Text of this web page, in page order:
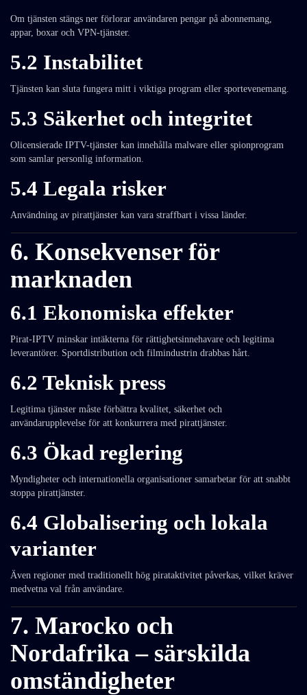
Om tjänsten stängs ner förlorar användaren pengar på abonnemang,
appar, boxar och VPN-tjänster.
5.2 Instabilitet
Tjänsten kan sluta fungera mitt i viktiga program eller sportevenemang.
5.3 Säkerhet och integritet
Olicensierade IPTV-tjänster kan innehålla malware eller spionprogram
som samlar personlig information.
5.4 Legala risker
Användning av pirattjänster kan vara straffbart i vissa länder.
6. Konsekvenser för
marknaden
6.1 Ekonomiska effekter
Pirat-IPTV minskar intäkterna för rättighetsinnehavare och legitima
leverantörer. Sportdistribution och filmindustrin drabbas hårt.
6.2 Teknisk press
Legitima tjänster måste förbättra kvalitet, säkerhet och
användarupplevelse för att konkurrera med pirattjänster.
6.3 Ökad reglering
Myndigheter och internationella organisationer samarbetar för att snabbt
stoppa pirattjänster.
6.4 Globalisering och lokala
varianter
Även regioner med traditionellt hög pirataktivitet påverkas, vilket kräver
medvetna val från användare.
7. Marocko och
Nordafrika – särskilda
omständigheter